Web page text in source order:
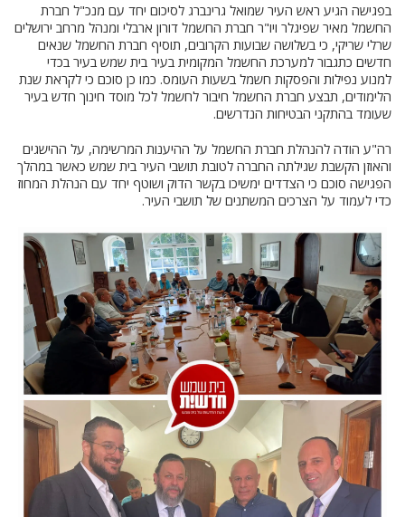
בפגישה הגיע ראש העיר שמואל גרינברג לסיכום יחד עם מנכ"ל חברת
החשמל מאיר שפיגלר ויו"ר חברת החשמל דורון ארבלי ומנהל מרחב ירושלים
שרלי שריקי, כי בשלושה שבועות הקרובים, תוסיף חברת החשמל שנאים
חדשים כתגבור למערכת החשמל המקומית בעיר בית שמש בעיר בכדי
למנוע נפילות והפסקות חשמל בשעות העומס. כמו כן סוכם כי לקראת שנת
הלימודים, תבצע חברת החשמל חיבור לחשמל לכל מוסד חינוך חדש בעיר
שעומד בהתקני הבטיחות הנדרשים.
רה"ע הודה להנהלת חברת החשמל על ההיענות המרשימה, על ההישגים
והאוזן הקשבת שגילתה החברה לטובת תושבי העיר בית שמש כאשר במהלך
הפגישה סוכם כי הצדדים ימשיכו בקשר הדוק ושוטף יחד עם הנהלת המחוז
כדי לעמוד על הצרכים המשתנים של תושבי העיר.